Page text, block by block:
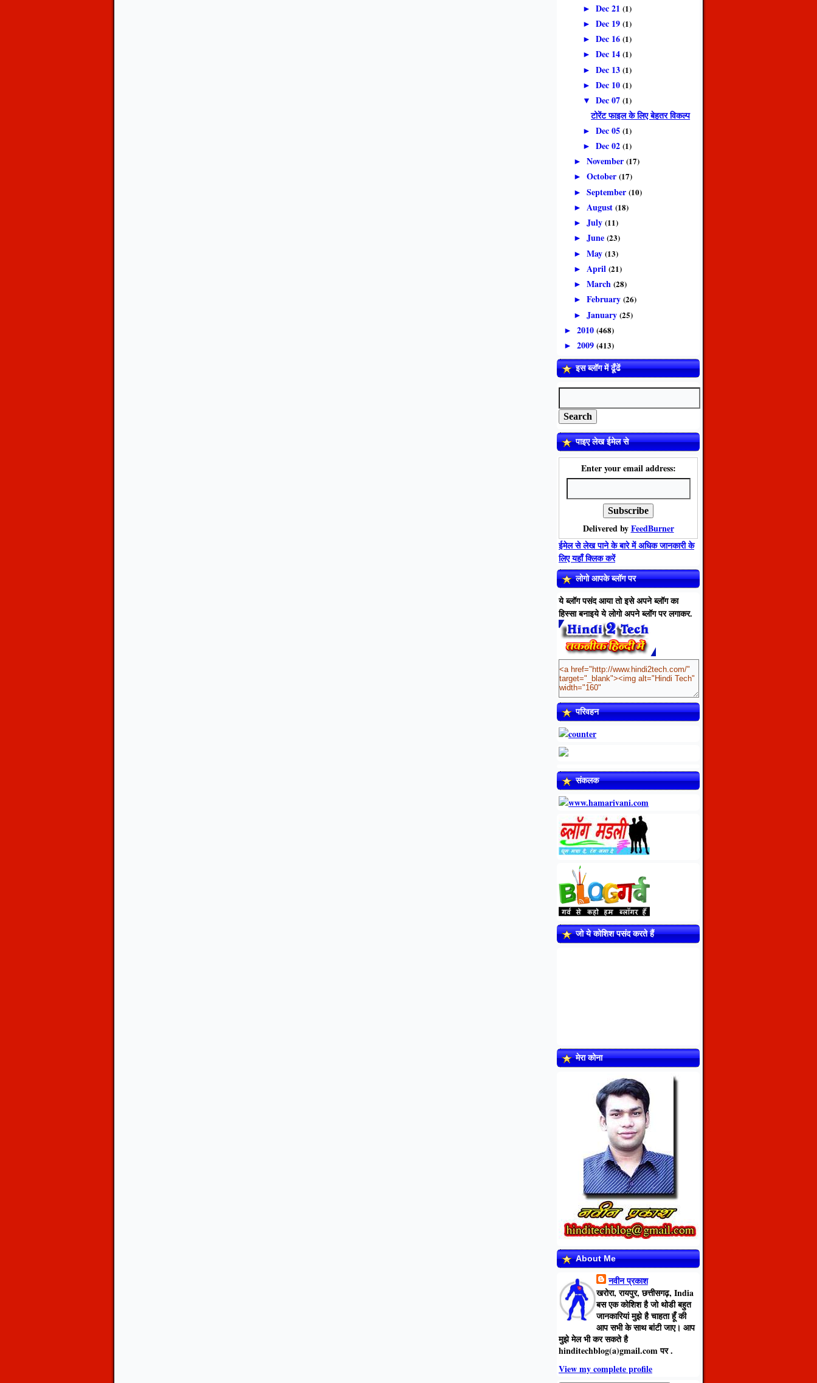
►Dec 21(1)
►Dec 19(1)
►Dec 16(1)
►Dec 14(1)
►Dec 13(1)
►Dec 10(1)
▼Dec 07(1)
टोरेंट फाइल के लिए बेहतर विकल्प
►Dec 05(1)
►Dec 02(1)
► November (17)
► October (17)
► September (10)
► August (18)
► July (11)
► June (23)
► May (13)
► April (21)
► March (28)
► February (26)
► January (25)
► 2010 (468)
► 2009 (413)
इस ब्लॉग में ढूँढें
पाइए लेख ईमेल से
Enter your email address:
Delivered byFeedBurner
ईमेल से लेख पाने के बारे में अधिक जानकारी के
लिए यहाँ क्लिक करें
लोगो आपके ब्लॉग पर
ये ब्लॉग पसंद आया तो इसे अपने ब्लॉग का
हिस्सा बनाइये ये लोगो अपने ब्लॉग पर लगाकर.
परिवहन
संकलक
जो ये कोशिश पसंद करते हैं
मेरा कोना
About Me
नवीन प्रकाश
खरोरा, रायपुर, छत्तीसगढ़, India
बस एक कोशिश है जो थोडी बहुत
जानकारियां मुझे है चाहता हूँ की
आप सभी के साथ बांटी जाए। आप
मुझे मेल भी कर सकते है
hinditechblog(a)gmail.comपर .
View my complete profile